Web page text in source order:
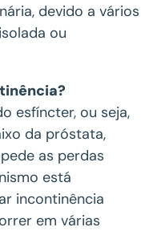
devido a vários
ou
esfíncter, ou seja,
da próstata,
as perdas
está
incontinência
em várias